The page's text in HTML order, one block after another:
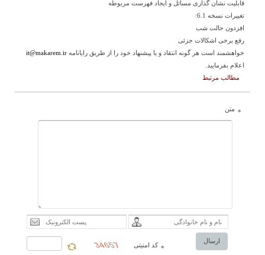
قابلیت نشان گذاری مسائل و ایجاد فهرست مربوطه
تغییرات نسخه 6.1:
افزدون حالت شب
رفع برخی اشکالات جزئی
خواهشمند است هر گونه انتقاد و یا پیشنهاد خود را از طریق رایانامه it@makarem.ir
اعلام بفرمایید.
مطالب مرتبط
* متن
ارسال
* کد امنیتی